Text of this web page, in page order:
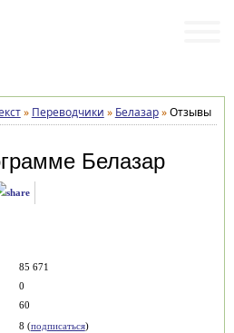
» Переводчики » Белазар»Отзывы
Белазар
85 671
0
60
8 (подписаться)